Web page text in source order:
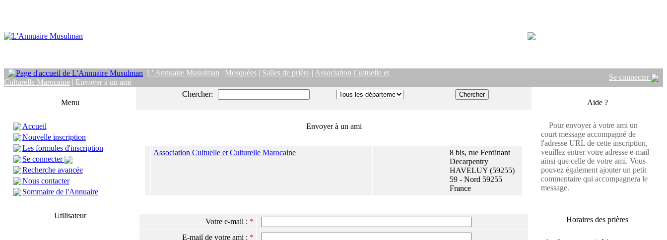
L' Annuaire Musulman | Mosquées | Salles de prière | Association Cultuelle et
Culturelle Marocaine | Envoyer à un ami
Se connecter
Menu
Accueil
Nouvelle inscription
Les formules d'inscription
Se connecter
Recherche avancée
Nous contacter
Sommaire de l'Annuaire
Utilisateur
Chercher:
Envoyer à un ami
Association Cultuelle et Culturelle Marocaine
8 bis, rue Ferdinant
Decarpentry
HAVELUY (59255)
59 - Nord 59255
France
Votre e-mail : *
E-mail de votre ami : *
Aide ?
Pour envoyer à votre ami un
court message accompagné de
l'adresse URL de cette inscription,
veuillez entrer votre adresse e-mail
ainsi que celle de votre ami. Vous
pouvez également ajouter un petit
commentaire qui accompagnera le
message.
Horaires des prières